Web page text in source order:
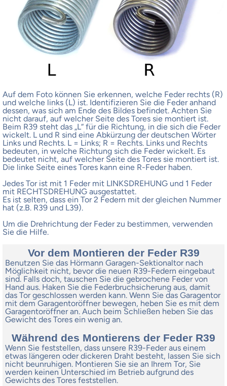
Auf dem Foto können Sie erkennen, welche Feder rechts (R)
und welche links (L) ist. Identifizieren Sie die Feder anhand
dessen, was sich am Ende des Bildes befindet. Achten Sie
nicht darauf, auf welcher Seite des Tores sie montiert ist.
Beim R39 steht das „L“ für die Richtung, in die sich die Feder
wickelt. L und R sind eine Abkürzung der deutschen Wörter
Links und Rechts. L = Links; R = Rechts. Links und Rechts
bedeuten, in welche Richtung sich die Feder wickelt. Es
bedeutet nicht, auf welcher Seite des Tores sie montiert ist.
Die linke Seite eines Tores kann eine R-Feder haben.
Jedes Tor ist mit 1 Feder mit LINKSDREHUNG und 1 Feder
mit RECHTSDREHUNG ausgestattet.
Es ist selten, dass ein Tor 2 Federn mit der gleichen Nummer
hat (z.B. R39 und L39).
Um die Drehrichtung der Feder zu bestimmen, verwenden
Sie die Hilfe.
Vor dem Montieren der Feder R39
Benutzen Sie das Hörmann Garagen-Sektionaltor nach
Möglichkeit nicht, bevor die neuen R39-Federn eingebaut
sind. Falls doch, tauschen Sie die gebrochene Feder von
Hand aus. Haken Sie die Federbruchsicherung aus, damit
das Tor geschlossen werden kann. Wenn Sie das Garagentor
mit dem Garagentoröffner bewegen, heben Sie es mit dem
Garagentoröffner an. Auch beim Schließen heben Sie das
Gewicht des Tores ein wenig an.
Während des Montierens der Feder R39
Wenn Sie feststellen, dass unsere R39-Feder aus einem
etwas längeren oder dickeren Draht besteht, lassen Sie sich
nicht beunruhigen. Montieren Sie sie an Ihrem Tor, Sie
werden keinen Unterschied im Betrieb aufgrund des
Gewichts des Tores feststellen.